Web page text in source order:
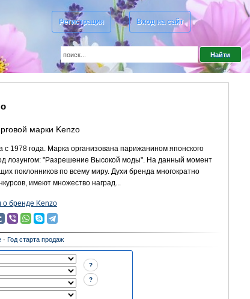
Регистрация Вход на сайт
марки Kenzo
1978 года. Марка организована парижанином японского
лозунгом: "Разрешение Высокой моды". На данный момент
поклонников по всему миру. Духи бренда многократно
имеют множество наград...
бренде Kenzo
· Год старта продаж
?
?